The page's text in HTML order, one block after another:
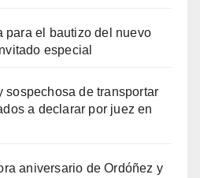
para el bautizo del nuevo
especial
sospechosa de transportar
a declarar por juez en
aniversario de Ordóñez y